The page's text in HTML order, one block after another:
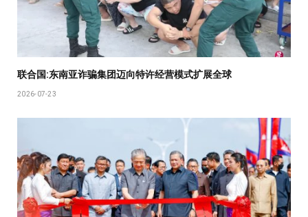
联合国:东南亚诈骗集团迈向特许经营模式扩展全球
2026-07-23